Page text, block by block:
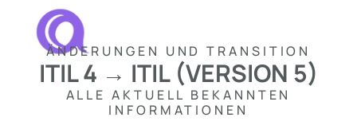
ÄNDERUNGEN UND TRANSITION
ITIL 4 → ITIL (VERSION 5)
ALLE AKTUELL BEKANNTEN
INFORMATIONEN